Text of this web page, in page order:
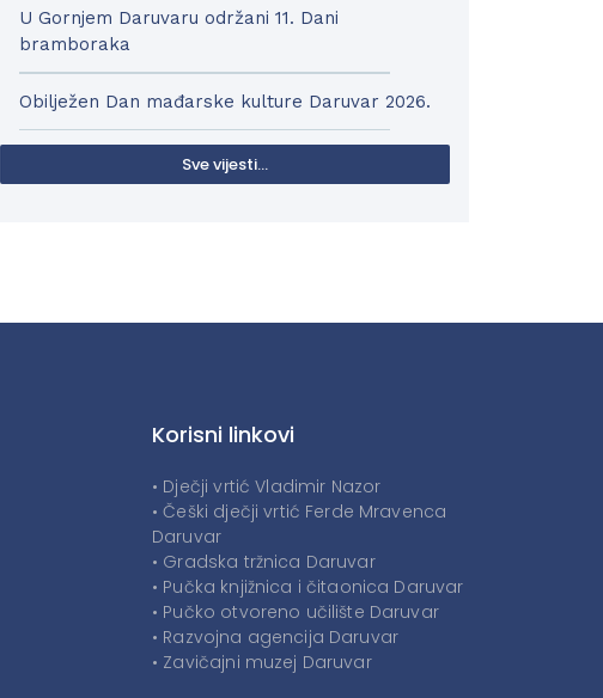
U Gornjem Daruvaru održani 11. Dani
bramboraka
Obilježen Dan mađarske kulture Daruvar 2026.
Sve vijesti...
Korisni linkovi
• Dječji vrtić Vladimir Nazor
• Češki dječji vrtić Ferde Mravenca
Daruvar
• Gradska tržnica Daruvar
• Pučka knjižnica i čitaonica Daruvar
• Pučko otvoreno učilište Daruvar
• Razvojna agencija Daruvar
• Zavičajni muzej Daruvar